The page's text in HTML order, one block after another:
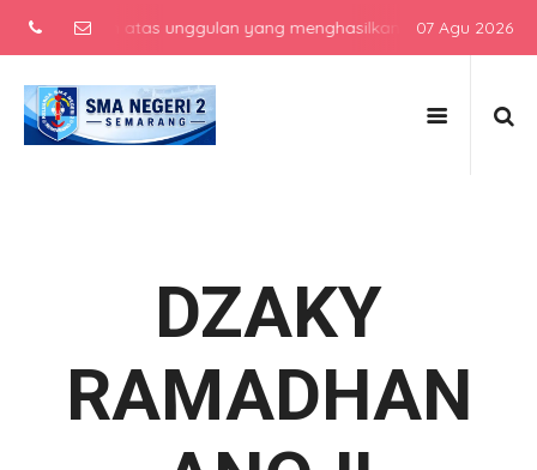
menengah atas unggulan yang menghasilkan lulusan07 Agu 2026
DZAKY
RAMADHAN